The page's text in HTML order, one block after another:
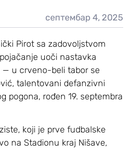
септембар 4, 2025
Pirot sa zadovoljstvom
uoči nastavka
— u crveno-beli tabor se
talentovani defanzivni
pogona, rođen 19. septembra
koji je prve fudbalske
na Stadionu kraj Nišave,